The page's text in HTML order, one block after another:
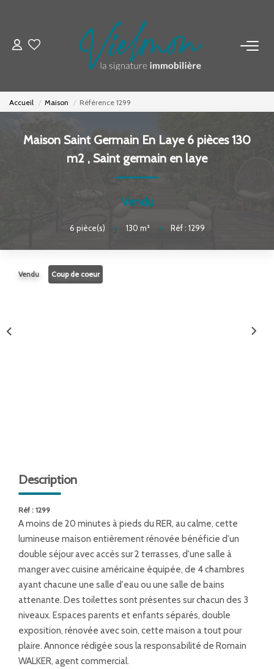
NOS BIENS
Acheter
Louer
ESTIMER
INVESTISSEURS
Accueil Maison Référence 1299
Maison Saint Germain En Laye 6 pièces 130
m2 , Saint germain en laye
Vendu
6 pièce(s) • 130 m² • Réf : 1299
Vendu Coup de coeur
Description
Réf : 1299
A moins de 20 minutes à pieds du RER, au calme, cette
lumineuse maison entièrement rénovée bénéficie d'un
double séjour avec accès sur 2 terrasses, d'une salle à
manger avec cuisine américaine équipée, de 4 chambres
ayant chacune une salle d'eau ou une salle de bains
attenante. Des toilettes sont présentes sur chacun des 3
niveaux. Espaces parents et enfants séparés, double
exposition, rénovée avec soin, cette maison a tout pour
plaire. Annonce rédigée sous la responsabilité de Romain
WALKER, agent commercial.